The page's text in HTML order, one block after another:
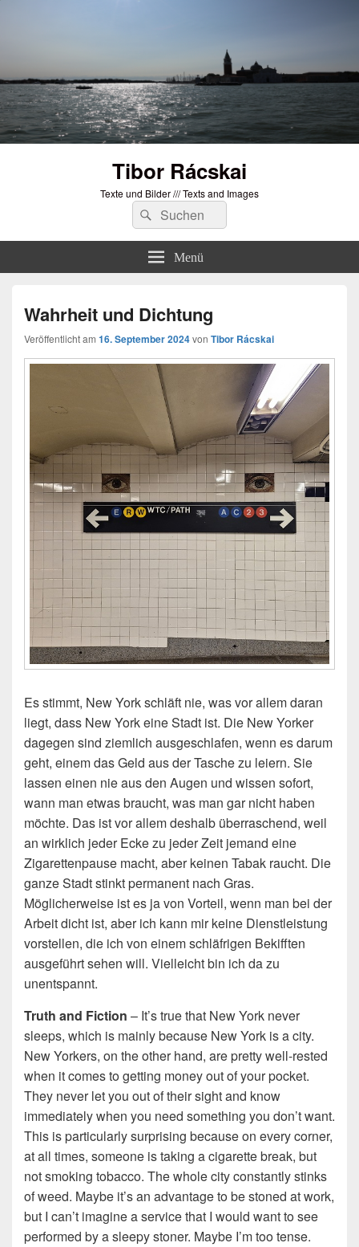
Tibor Rácskai
Texte und Bilder /// Texts and Images
Suchen
nach:
Suchen
Menü
Wahrheit und Dichtung
Veröffentlicht am 16. September 2024von Tibor Rácskai
Es stimmt, New York schläft nie, was vor allem daran
liegt, dass New York eine Stadt ist. Die New Yorker
dagegen sind ziemlich ausgeschlafen, wenn es darum
geht, einem das Geld aus der Tasche zu leiern. Sie
lassen einen nie aus den Augen und wissen sofort,
wann man etwas braucht, was man gar nicht haben
möchte. Das ist vor allem deshalb überraschend, weil
an wirklich jeder Ecke zu jeder Zeit jemand eine
Zigarettenpause macht, aber keinen Tabak raucht. Die
ganze Stadt stinkt permanent nach Gras.
Möglicherweise ist es ja von Vorteil, wenn man bei der
Arbeit dicht ist, aber ich kann mir keine Dienstleistung
vorstellen, die ich von einem schläfrigen Bekifften
ausgeführt sehen will. Vielleicht bin ich da zu
unentspannt.
Truth and Fiction – It’s true that New York never
sleeps, which is mainly because New York is a city.
New Yorkers, on the other hand, are pretty well-rested
when it comes to getting money out of your pocket.
They never let you out of their sight and know
immediately when you need something you don’t want.
This is particularly surprising because on every corner,
at all times, someone is taking a cigarette break, but
not smoking tobacco. The whole city constantly stinks
of weed. Maybe it’s an advantage to be stoned at work,
but I can’t imagine a service that I would want to see
performed by a sleepy stoner. Maybe I’m too tense.